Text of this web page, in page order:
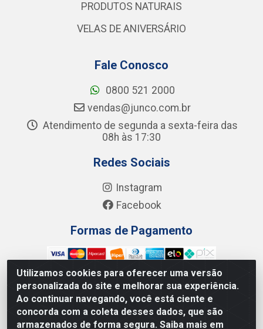
Utilizamos cookies para oferecer uma versão
personalizada do site e melhorar sua experiência.
Ao continuar navegando, você está ciente e
concorda com a coleta desses dados, que são
armazenados de forma segura. Saiba mais em
PRODUTOS NATURAIS
VELAS DE ANIVERSÁRIO
Fale Conosco
0800 521 2000
vendas@junco.com.br
Atendimento de segunda a sexta-feira das
08h às 17:30
Redes Sociais
Instagram
Facebook
Formas de Pagamento
Junco Industria e Comercio Ltda - R. Lineu Anterino
Mariano, 505 - Distrito Industrial, Uberlândia - MG CEP
38.402-346 - CNPJ: 66.312.653/0001-14